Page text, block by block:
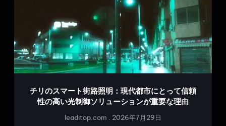
チリのスマート街路照明：現代都市にとって信頼
性の高い光制御ソリューションが重要な理由
leaditop.com 2026年7月29日